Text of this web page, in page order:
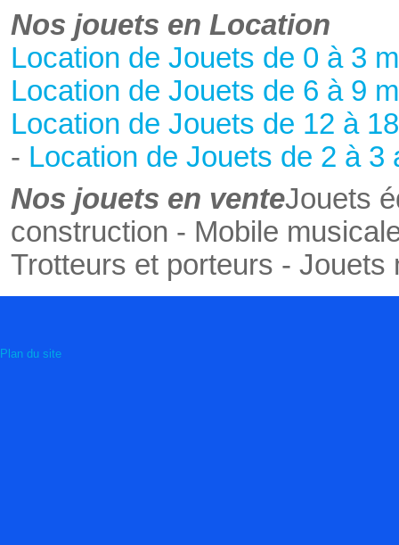
AEROBALLES
Nos jouets en Location
Location de Jouets de 0 à 3
Location de Jouets de 6 à 9
Location de Jouets de 12 à
- Location de Jouets de 2 à 3
Nos jouets en venteJouets
construction - Mobile
Trotteurs et porteurs -
Plan du site